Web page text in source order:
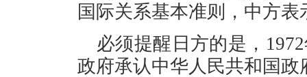
国际关系基本准则，中方表
必须提醒日方的是，
政府承认中华人民共和国政